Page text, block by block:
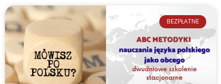
BEZPŁATNE